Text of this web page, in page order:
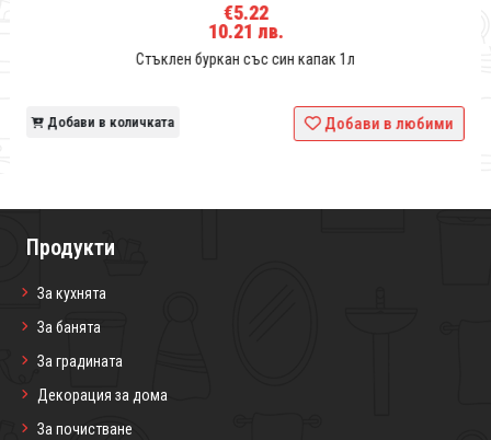
€5.22
10.21 лв.
Стъклен буркан със син капак 1л
Добави в количката Добави в любими
Продукти
За кухнята
За банята
За градината
Декорация за дома
За почистване